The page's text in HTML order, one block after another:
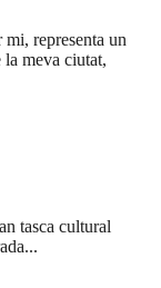
representa un
meva ciutat,
tasca cultural